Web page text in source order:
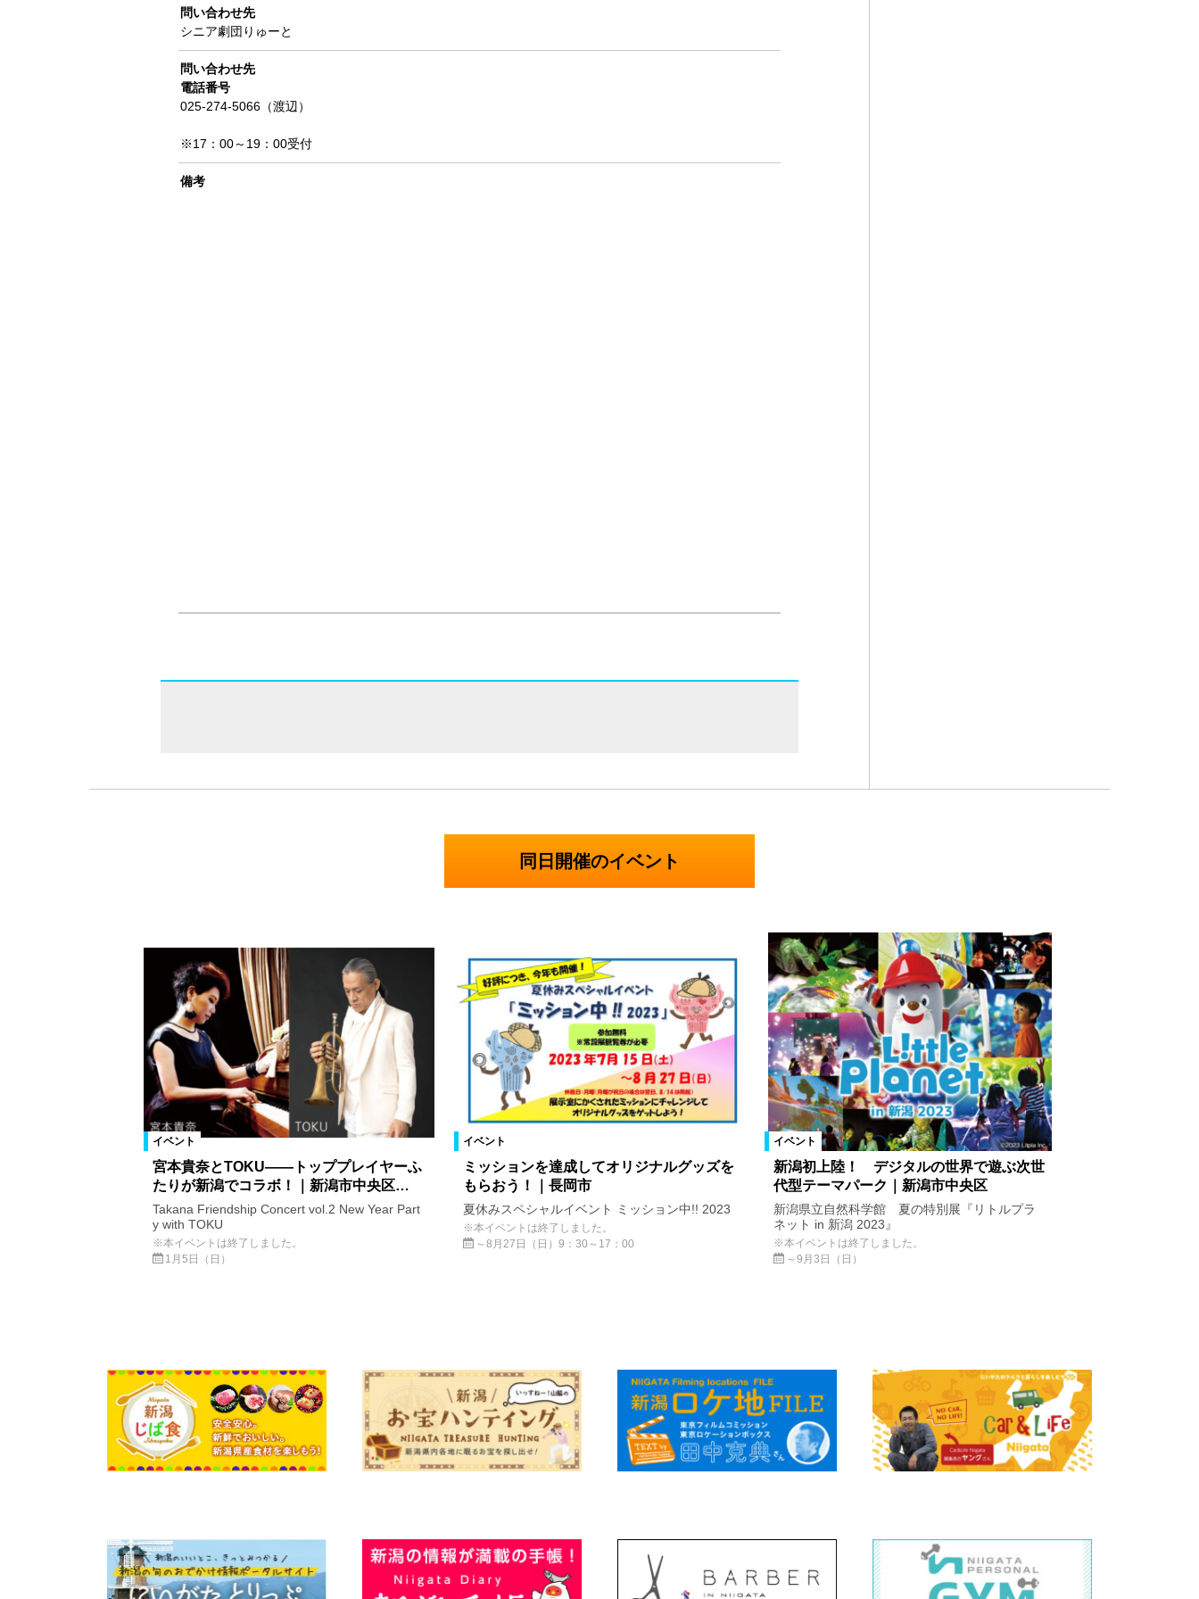
問い合わせ先
シニア劇団りゅーと
問い合わせ先
電話番号
025-274-5066（渡辺）
※17：00～19：00受付
備考
同日開催のイベント
イベント
宮本貴奈とTOKU――トッププレイヤーふ
たりが新潟でコラボ！｜新潟市中央区…
Takana Friendship Concert vol.2 New Year Part
y with TOKU
※本イベントは終了しました。
1月5日（日）
イベント
ミッションを達成してオリジナルグッズを
もらおう！｜長岡市
夏休みスペシャルイベント ミッション中!! 2023
※本イベントは終了しました。
～8月27日（日）9：30～17：00
イベント
新潟初上陸！ デジタルの世界で遊ぶ次世
代型テーマパーク｜新潟市中央区
新潟県立自然科学館 夏の特別展『リトルプラ
ネット in 新潟 2023』
※本イベントは終了しました。
～9月3日（日）